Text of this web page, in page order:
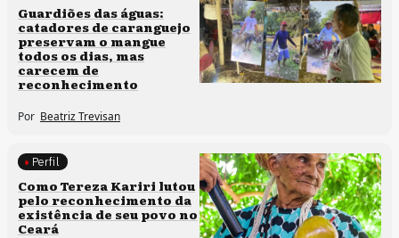
Clima e cultura
Guardiões das águas:
catadores de caranguejo
preservam o mangue
todos os dias, mas
carecem de
reconhecimento
Por Beatriz Trevisan
Comunidades tradicionais
Perfil
Como Tereza Kariri lutou
pelo reconhecimento da
existência de seu povo no
Ceará